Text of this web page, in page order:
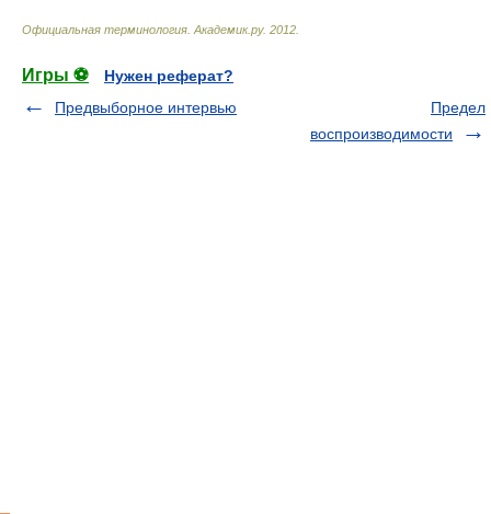
Официальная терминология Академик.ру. 2012
Игры ⚽
Нужен реферат?
Предвыборное интервью
Предел
воспроизводимости